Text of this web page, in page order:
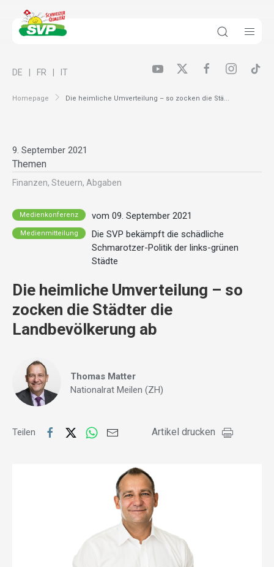
Homepage Die heimliche Umverteilung – so zocken die Stä...
DE FR IT
9. September 2021
Themen
Finanzen, Steuern, Abgaben
Medienkonferenz vom 09. September 2021
Medienmitteilung
Die SVP bekämpft die schädliche
Schmarotzer-Politik der links-grünen
Städte
Die heimliche Umverteilung – so
zocken die Städter die
Landbevölkerung ab
Thomas Matter
Nationalrat Meilen (ZH)
Teilen Artikel drucken